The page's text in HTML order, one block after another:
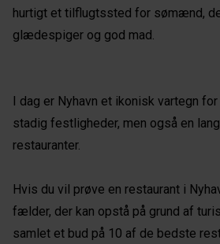
hurtigt et tilflugtssted for sømænd,
glædespiger og god mad.
I dag er Nyhavn et ikonisk vartegn
stadig festligheder, men også en
restauranter.
Hvis du vil prøve en restaurant i
fælder, der kan opstå på grund af
samlet et bud på 10 af de bedste